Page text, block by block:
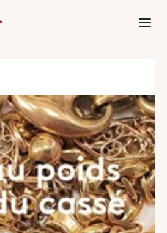
Aller à l'accueil de Crédit Municipal